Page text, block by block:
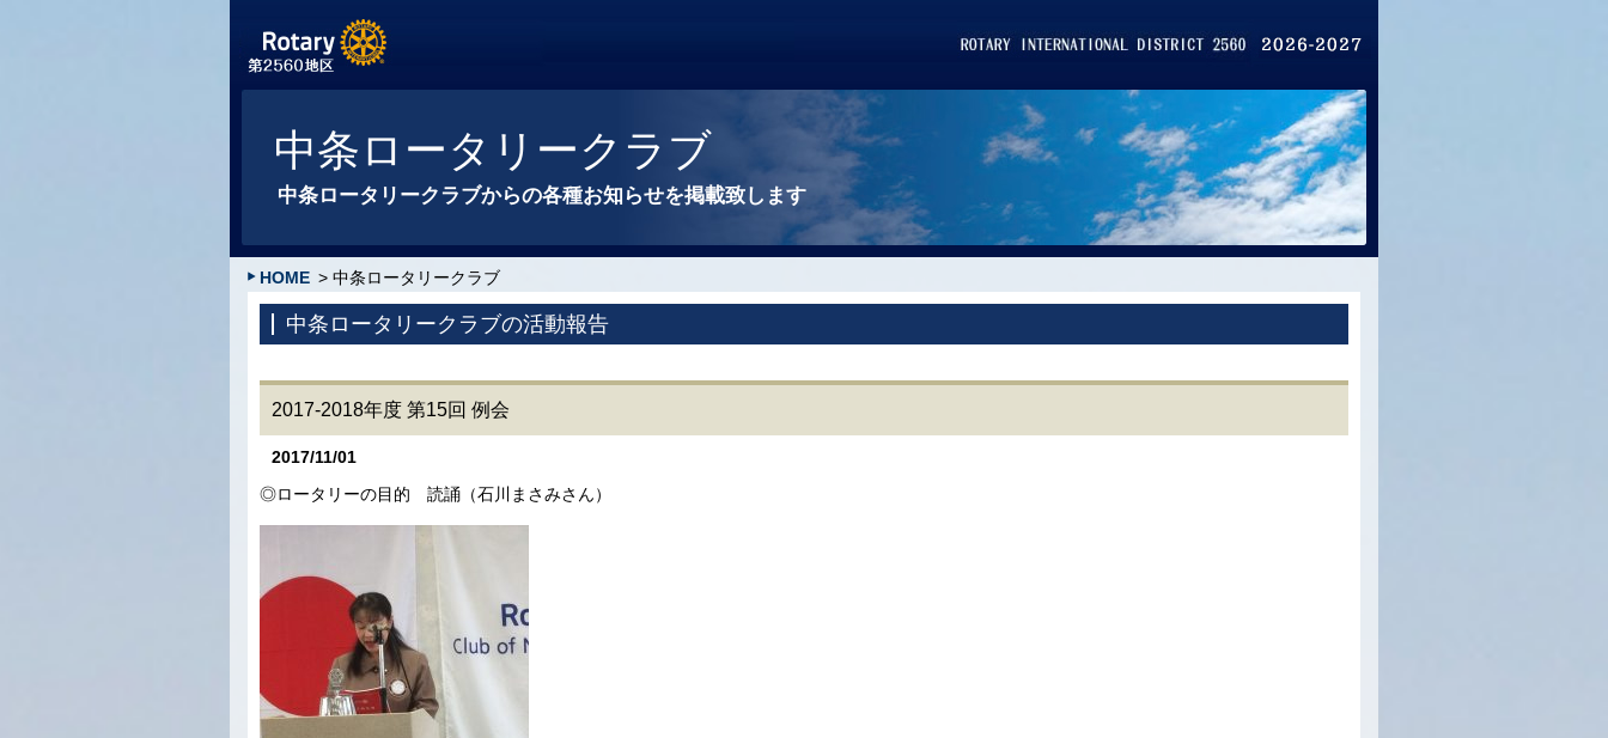
中条ロータリークラブ
中条ロータリークラブからの各種お知らせを掲載致します
HOME > 中条ロータリークラブ
中条ロータリークラブの活動報告
2017-2018年度 第15回 例会
2017/11/01
◎ロータリーの目的 読誦（石川まさみさん）